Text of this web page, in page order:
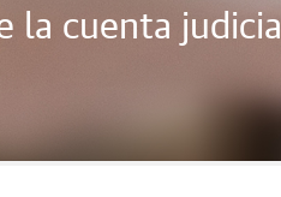
la cuenta